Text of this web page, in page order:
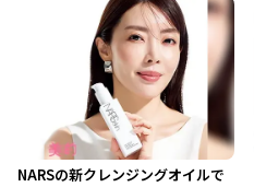
NARSの新クレンジングオイルで